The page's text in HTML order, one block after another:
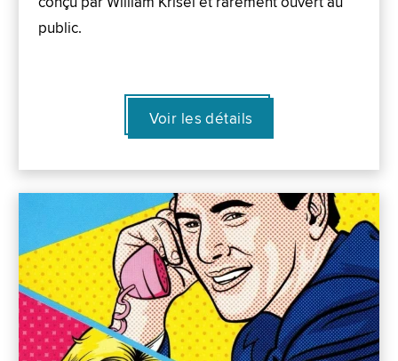
public.
Voir les détails